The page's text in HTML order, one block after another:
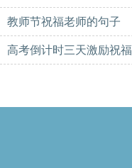
教师节祝福老师的句子
高考倒计时三天激励祝福